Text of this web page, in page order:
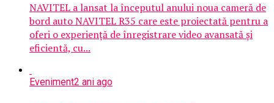
NAVITEL a lansat la începutul anului noua cameră de
bord auto NAVITEL R35 care este proiectată pentru a
oferi o experiență de înregistrare video avansată și
eficientă, cu...
Eveniment2 ani ago